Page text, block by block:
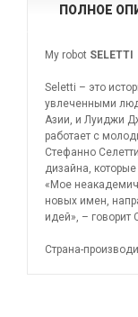
ПОЛНОЕ
My robot SELETTI
Seletti – это
увлеченными
Азии, и Луиджи
работает с
Стефанно
дизайна,
«Мое
новых имен,
идей», – говорит
Страна-